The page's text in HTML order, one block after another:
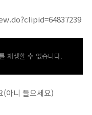
재생할 수 없습니다.
(아니 들으세요)